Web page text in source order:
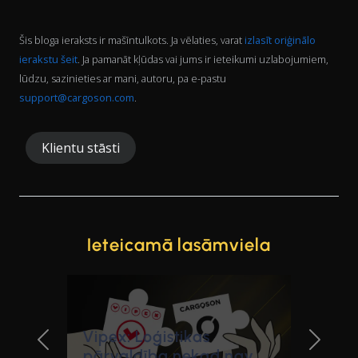
Šis bloga ieraksts ir mašīntulkots. Ja vēlaties, varat izlasīt oriģinālo
ierakstu šeit. Ja pamanāt kļūdas vai jums ir ieteikumi uzlabojumiem,
lūdzu, sazinieties ar mani, autoru, pa e-pastu
support@cargoson.com.
Klientu stāsti
Ieteicamā lasāmviela